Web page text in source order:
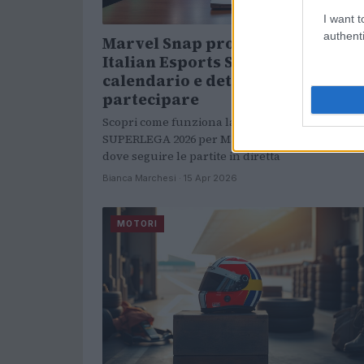
I want
Marvel Snap protagonista nella
Italian Esports SUPERLEGA 2026:
calendario e dettagli per
partecipare
Scopri come funziona la Italian Esports
SUPERLEGA 2026 per Marvel Snap: formato, date
dove seguire le partite in diretta
Bianca Marchesi · 15 Apr 2026
MOTORI